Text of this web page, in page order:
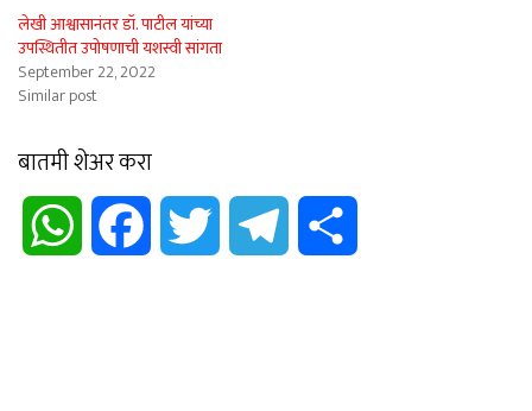
लेखी आश्वासानंतर डॉ. पाटील यांच्या
उपस्थितीत उपोषणाची यशस्वी सांगता
September 22, 2022
Similar post
बातमी शेअर करा
WhatsApp Facebook Twitter Telegram